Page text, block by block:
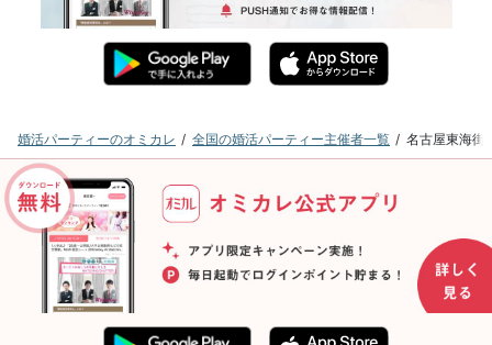
婚活パーティーのオミカレ 全国の婚活パーティー主催者一覧 名古屋東海街